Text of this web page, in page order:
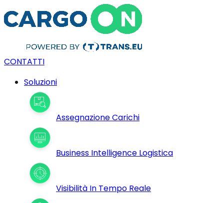
CONTATTI
Soluzioni
Assegnazione Carichi
Business Intelligence Logistica
Visibilità In Tempo Reale